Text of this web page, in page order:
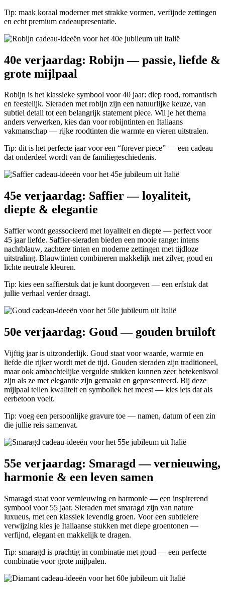
Tip: maak koraal moderner met strakke vormen, verfijnde zettingen
en echt premium cadeaupresentatie.
40e verjaardag: Robijn — passie, liefde &
grote mijlpaal
Robijn is het klassieke symbool voor 40 jaar: diep rood, romantisch
en feestelijk. Sieraden met robijn zijn een natuurlijke keuze, van
subtiel detail tot een belangrijk statement piece. Wil je het thema
anders verwerken, kies dan voor robijntinten en Italiaans
vakmanschap — rijke roodtinten die warmte en vieren uitstralen.
Tip: dit is het perfecte jaar voor een “forever piece” — een cadeau
dat onderdeel wordt van de familiegeschiedenis.
45e verjaardag: Saffier — loyaliteit,
diepte & elegantie
Saffier wordt geassocieerd met loyaliteit en diepte — perfect voor
45 jaar liefde. Saffier-sieraden bieden een mooie range: intens
nachtblauw, zachtere tinten en moderne zettingen met tijdloze
uitstraling. Blauwtinten combineren makkelijk met zilver, goud en
lichte neutrale kleuren.
Tip: kies een saffierstuk dat je kunt doorgeven — een erfstuk dat
jullie verhaal verder draagt.
50e verjaardag: Goud — gouden bruiloft
Vijftig jaar is uitzonderlijk. Goud staat voor waarde, warmte en
liefde die rijker wordt met de tijd. Gouden sieraden zijn traditioneel,
maar ook ambachtelijke vergulde stukken kunnen zeer betekenisvol
zijn als ze met elegantie zijn gemaakt en gepresenteerd. Bij deze
mijlpaal tellen kwaliteit en symboliek het meest — kies iets dat als
eerbetoon voelt.
Tip: voeg een persoonlijke gravure toe — namen, datum of een zin
die jullie reis samenvat.
55e verjaardag: Smaragd — vernieuwing,
harmonie & een leven samen
Smaragd staat voor vernieuwing en harmonie — een inspirerend
symbool voor 55 jaar. Sieraden met smaragd zijn van nature
luxueus, met een klassiek levendig groen. Voor een subtielere
verwijzing kies je Italiaanse stukken met diepe groentonen —
verfijnd, elegant en makkelijk te dragen.
Tip: smaragd is prachtig in combinatie met goud — een perfecte
combinatie voor grote mijlpalen.